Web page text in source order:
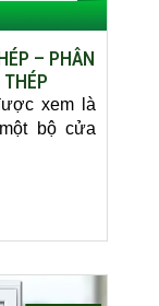
– PHÂN
xem là
bộ cửa